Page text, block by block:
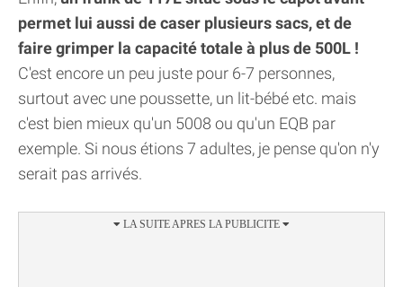
permet lui aussi de caser plusieurs sacs, et de
faire grimper la capacité totale à plus de 500L !
C'est encore un peu juste pour 6-7 personnes,
surtout avec une poussette, un lit-bébé etc. mais
c'est bien mieux qu'un 5008 ou qu'un EQB par
exemple. Si nous étions 7 adultes, je pense qu'on n'y
serait pas arrivés.